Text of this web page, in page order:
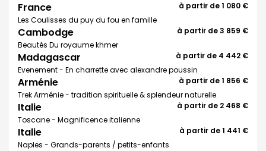
France à partir de1 080 €
Les Coulisses du puy du fou en famille
Cambodge à partir de3 859 €
Beautés Du royaume khmer
Madagascar à partir de 4 442 €
Evenement - En charrette avec alexandre poussin
Arménie à partir de1 856 €
Trek Arménie - tradition spirituelle & splendeur naturelle
Italie à partir de 2 468 €
Toscane - Magnificence italienne
Italie à partir de1 441 €
Naples - Grands-parents / petits-enfants